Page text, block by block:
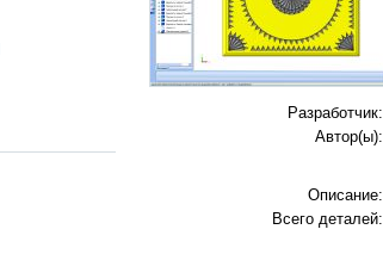
Разработчик:
Автор(ы):
Описание:
Всего деталей: